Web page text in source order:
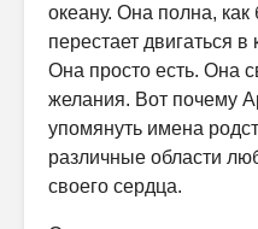
океану. Она полна,
перестает двигаться
Она просто есть. Она
желания. Вот почему
упомянуть имена
различные области
своего сердца.